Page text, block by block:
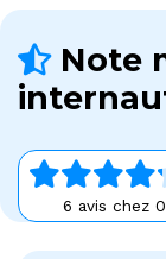
Note
6 avis chez